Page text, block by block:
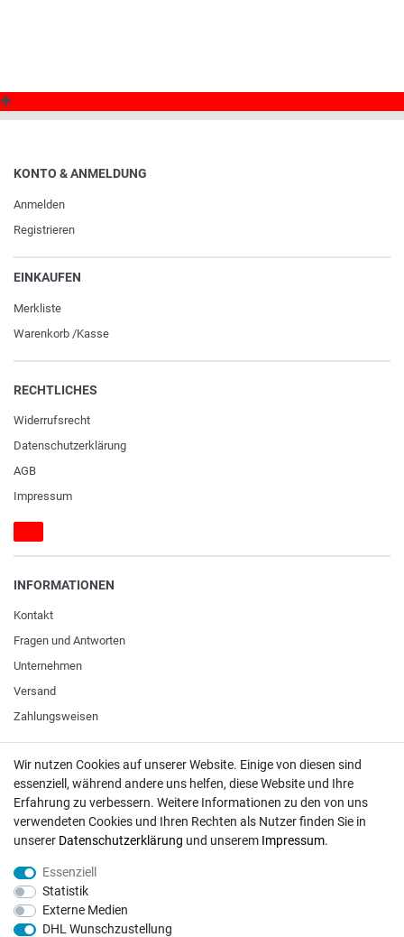
KONTO & ANMELDUNG
Anmelden
Registrieren
EINKAUFEN
Merkliste
Warenkorb /Kasse
RECHTLICHES
Widerrufs­recht
Daten­schutz­erklärung
AGB
Impressum
INFORMATIONEN
Kontakt
Fragen und Antworten
Unternehmen
Versand
Zahlungsweisen
ZAHLUNGSARTEN / VERSAND
Paypal
VISA / Mastercard
DHL
Deutsche Post
Wir nutzen Cookies auf unserer Website. Einige von diesen sind
essenziell, während andere uns helfen, diese Website und Ihre
Erfahrung zu verbessern. Weitere Informationen zu den von uns
verwendeten Cookies und Ihren Rechten als Nutzer finden Sie in
unserer Daten­schutz­erklärung und unserem Impressum.
Essenziell
Statistik
Externe Medien
DHL Wunschzustellung